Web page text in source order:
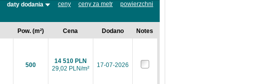
daty dodania ceny ceny za metr
powierzchni
Pow. (m²) Cena Dodano
Notes
500
14 510 PLN
29,02 PLN/m²
17-07-2026